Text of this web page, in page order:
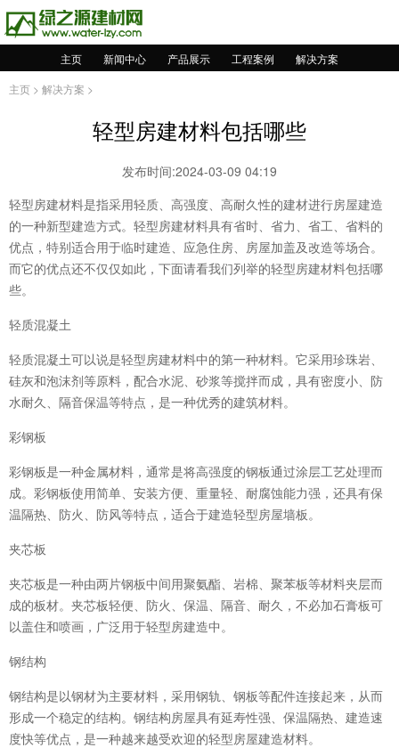
主页 新闻中心 产品展示 工程案例
解决方案
主页 > 解决方案 >
轻型房建材料包括哪些
发布时间:2024-03-09 04:19
轻型房建材料是指采用轻质、高强度、高耐久性的建材进行房屋建造
的一种新型建造方式。轻型房建材料具有省时、省力、省工、省料的
优点，特别适合用于临时建造、应急住房、房屋加盖及改造等场合。
而它的优点还不仅仅如此，下面请看我们列举的轻型房建材料包括哪
些。
轻质混凝土
轻质混凝土可以说是轻型房建材料中的第一种材料。它采用珍珠岩、
硅灰和泡沫剂等原料，配合水泥、砂浆等搅拌而成，具有密度小、防
水耐久、隔音保温等特点，是一种优秀的建筑材料。
彩钢板
彩钢板是一种金属材料，通常是将高强度的钢板通过涂层工艺处理而
成。彩钢板使用简单、安装方便、重量轻、耐腐蚀能力强，还具有保
温隔热、防火、防风等特点，适合于建造轻型房屋墙板。
夹芯板
夹芯板是一种由两片钢板中间用聚氨酯、岩棉、聚苯板等材料夹层而
成的板材。夹芯板轻便、防火、保温、隔音、耐久，不必加石膏板可
以盖住和喷画，广泛用于轻型房建造中。
钢结构
钢结构是以钢材为主要材料，采用钢轨、钢板等配件连接起来，从而
形成一个稳定的结构。钢结构房屋具有延寿性强、保温隔热、建造速
度快等优点，是一种越来越受欢迎的轻型房屋建造材料。